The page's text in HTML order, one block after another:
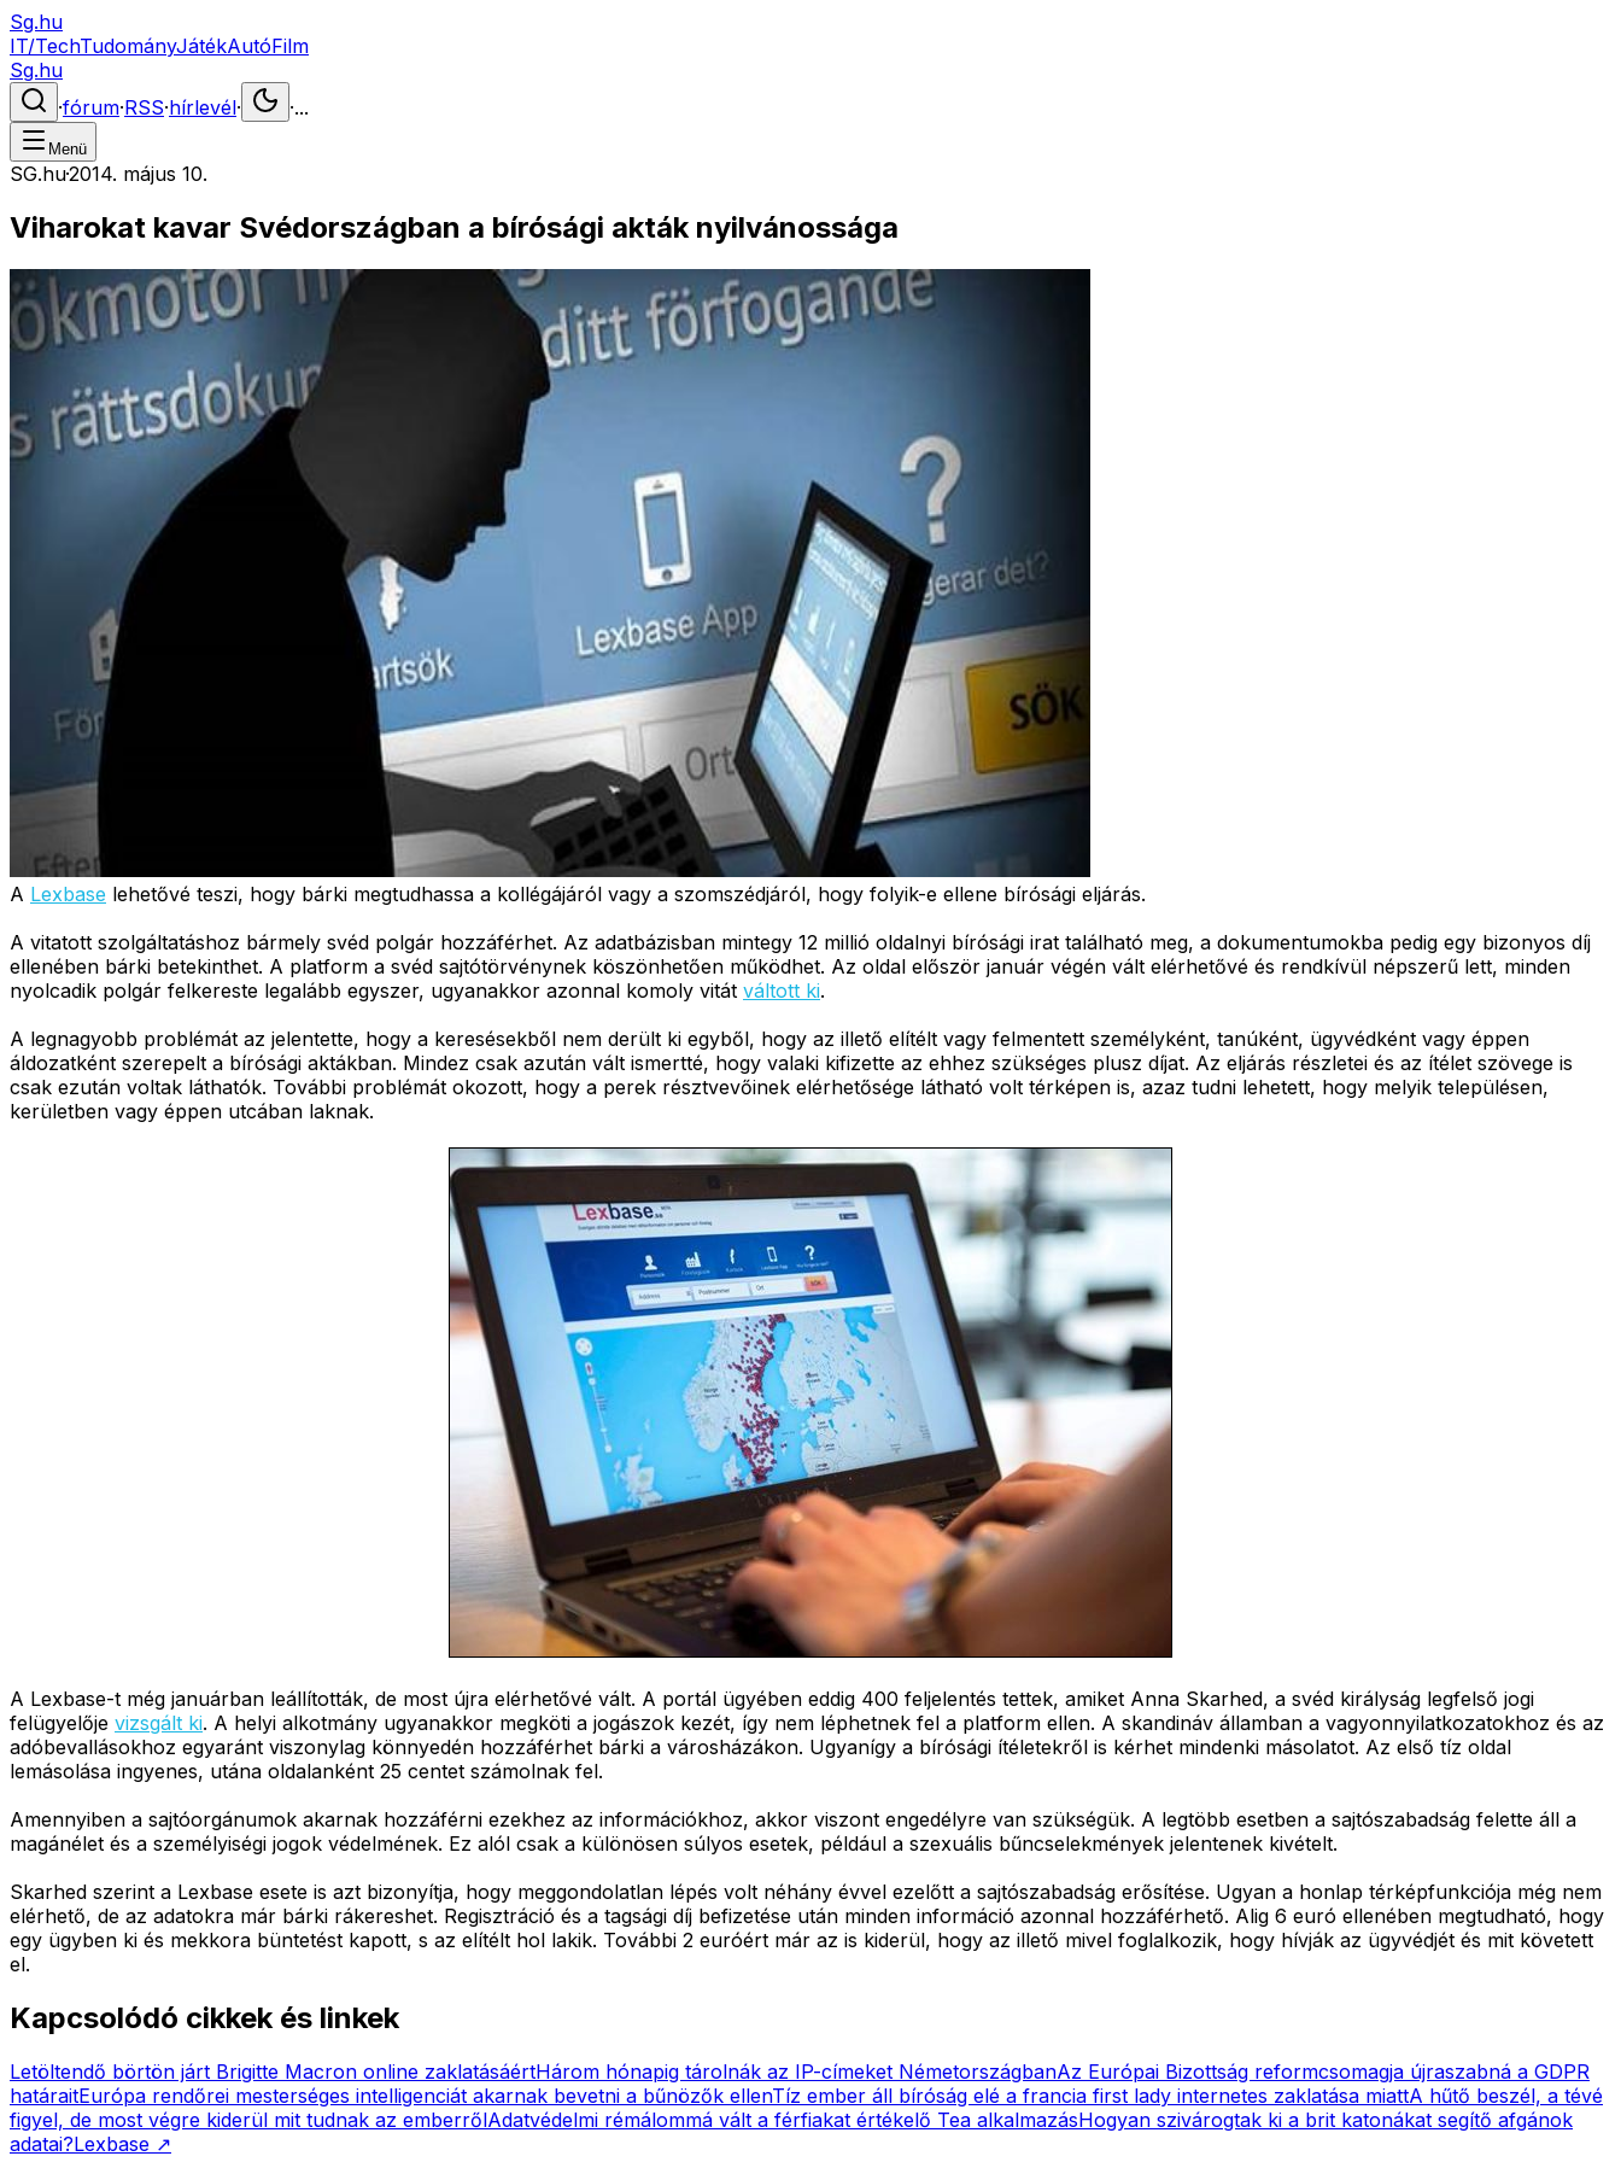
Sg.hu
IT/TechTudományJátékAutóFilm
Sg.hu
·fórum·RSS·hírlevél· ·...
Menü
SG.hu·2014. május 10.
Viharokat kavar Svédországban a bírósági akták nyilvánossága
A Lexbase lehetővé teszi, hogy bárki megtudhassa a kollégájáról vagy a szomszédjáról, hogy folyik-e ellene bírósági eljárás.
A vitatott szolgáltatáshoz bármely svéd polgár hozzáférhet. Az adatbázisban mintegy 12 millió oldalnyi bírósági irat található meg, a dokumentumokba pedig egy bizonyos díj
ellenében bárki betekinthet. A platform a svéd sajtótörvénynek köszönhetően működhet. Az oldal először január végén vált elérhetővé és rendkívül népszerű lett, minden
nyolcadik polgár felkereste legalább egyszer, ugyanakkor azonnal komoly vitát váltott ki.
A legnagyobb problémát az jelentette, hogy a keresésekből nem derült ki egyből, hogy az illető elítélt vagy felmentett személyként, tanúként, ügyvédként vagy éppen
áldozatként szerepelt a bírósági aktákban. Mindez csak azután vált ismertté, hogy valaki kifizette az ehhez szükséges plusz díjat. Az eljárás részletei és az ítélet szövege is
csak ezután voltak láthatók. További problémát okozott, hogy a perek résztvevőinek elérhetősége látható volt térképen is, azaz tudni lehetett, hogy melyik településen,
kerületben vagy éppen utcában laknak.
A Lexbase-t még januárban leállították, de most újra elérhetővé vált. A portál ügyében eddig 400 feljelentés tettek, amiket Anna Skarhed, a svéd királyság legfelső jogi
felügyelője vizsgált ki. A helyi alkotmány ugyanakkor megköti a jogászok kezét, így nem léphetnek fel a platform ellen. A skandináv államban a vagyonnyilatkozatokhoz és az
adóbevallásokhoz egyaránt viszonylag könnyedén hozzáférhet bárki a városházákon. Ugyanígy a bírósági ítéletekről is kérhet mindenki másolatot. Az első tíz oldal
lemásolása ingyenes, utána oldalanként 25 centet számolnak fel.
Amennyiben a sajtóorgánumok akarnak hozzáférni ezekhez az információkhoz, akkor viszont engedélyre van szükségük. A legtöbb esetben a sajtószabadság felette áll a
magánélet és a személyiségi jogok védelmének. Ez alól csak a különösen súlyos esetek, például a szexuális bűncselekmények jelentenek kivételt.
Skarhed szerint a Lexbase esete is azt bizonyítja, hogy meggondolatlan lépés volt néhány évvel ezelőtt a sajtószabadság erősítése. Ugyan a honlap térképfunkciója még nem
elérhető, de az adatokra már bárki rákereshet. Regisztráció és a tagsági díj befizetése után minden információ azonnal hozzáférhető. Alig 6 euró ellenében megtudható, hogy
egy ügyben ki és mekkora büntetést kapott, s az elítélt hol lakik. További 2 euróért már az is kiderül, hogy az illető mivel foglalkozik, hogy hívják az ügyvédjét és mit követett
el.
Kapcsolódó cikkek és linkek
Letöltendő börtön járt Brigitte Macron online zaklatásáértHárom hónapig tárolnák az IP-címeket NémetországbanAz Európai Bizottság reformcsomagja újraszabná a GDPR
határaitEurópa rendőrei mesterséges intelligenciát akarnak bevetni a bűnözők ellenTíz ember áll bíróság elé a francia first lady internetes zaklatása miattA hűtő beszél, a tévé
figyel, de most végre kiderül mit tudnak az emberrőlAdatvédelmi rémálommá vált a férfiakat értékelő Tea alkalmazásHogyan szivárogtak ki a brit katonákat segítő afgánok
adatai?Lexbase ↗